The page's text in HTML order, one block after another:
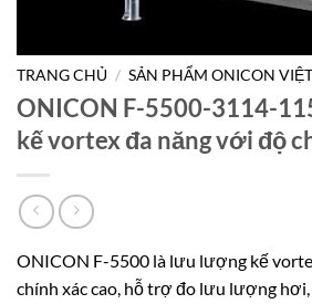
TRANG CHỦ / SẢN PHẨM ONICON
ONICON F-5500-3114-
kế vortex đa năng với độ
ONICON F-5500 là lưu lượng kế
chính xác cao, hỗ trợ đo lưu lượng